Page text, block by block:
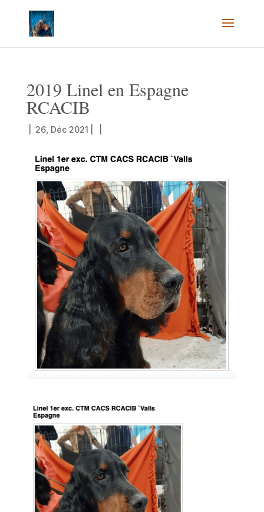
2019 Linel en Espagne
RCACIB
26, Déc 2021